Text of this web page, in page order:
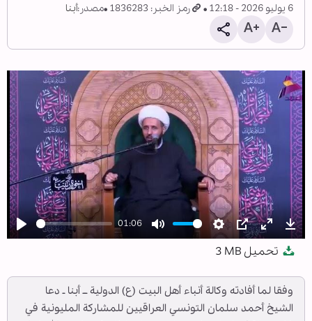
6 يوليو 2026 - 12:18 رمز الخبر: 1836283 مصدر:أبنا
Play
01:06
Mute Settings
PIP Enter
تحميل 3 MB
وفقا لما أفادته وكالة أنباء أهل البيت (ع) الدولية ــ أبنا ـ دعا
الشيخ أحمد سلمان التونسي العراقيين للمشاركة المليونية في